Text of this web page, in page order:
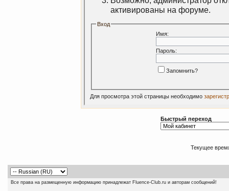
активированы на форуме.
Вход
Имя:
Пароль:
Запомнить?
Для просмотра этой страницы необходимо
Быстрый переход
Текущее
Все права на размещенную информацию принадлежат Fluence-Club.ru и авторам сообщений!